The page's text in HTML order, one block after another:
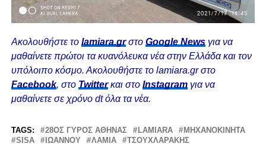
Ακολουθήστε το lamiara.grστο Google Newsγια να
μαθαίνετε πρώτοι τα κυανόλευκα νέα στην Ελλάδα και τον
υπόλοιπο κόσμο. Ακολουθήστε το lamiara.gr στο
Facebook, στο Twitterκαι στο Instagram για να
μαθαίνετε σε χρόνο dt όλα τα νέα.
TAGS: 28ΟΣ ΓΥΡΟΣ ΑΘΗΝΑΣ LAMIARA
MHXANOKINHTA
SISA
ΙΩΑΝΝΟΥ ΛΑΜΊΑ ΤΣΟΥΧΛΑΡΑΚΗΣ